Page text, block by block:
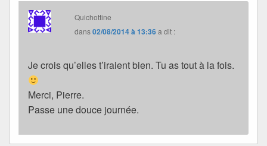
Quichottine
dans02/08/2014 à 13:36a dit :
Je crois qu’elles t’iraient bien. Tu as tout à la fois.
Merci, Pierre.
Passe une douce journée.